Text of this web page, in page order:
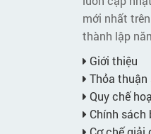
mới nhất
thành lập
Giới thiệu
Thỏa thuận
Quy chế
Chính